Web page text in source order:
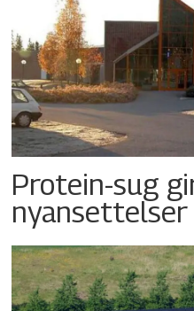
Protein-sug
nyansettelser